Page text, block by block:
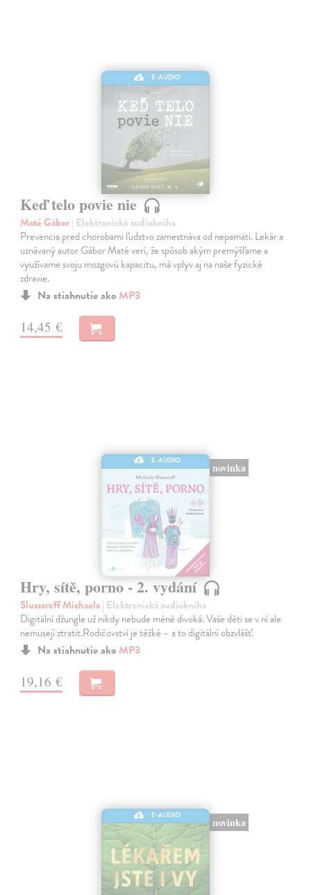
E-AUDIO
Keď telo povie nie
Maté Gábor| Elektronická audiokniha
Prevencia pred chorobami ľudstvo zamestnáva od nepamäti. Lekár a
uznávaný autor Gábor Maté verí, že spôsob akým premýšľame a
využívame svoju mozgovú kapacitu, má vplyv aj na naše fyzické
zdravie.
Na stiahnutie ako MP3
14,45 €
E-AUDIO
novinka
Hry, sítě, porno - 2. vydání
Slussareff Michaela| Elektronická audiokniha
Digitální džungle už nikdy nebude méně divoká. Vaše děti se v ní ale
nemusejí ztratit.Rodičovství je těžké – a to digitální obzvlášť.
Na stiahnutie ako MP3
19,16 €
E-AUDIO
novinka